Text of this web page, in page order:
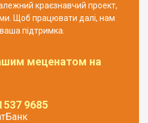
краєзнавчий проект,
Щоб працювати далі, нам
підтримка.
меценатом на
9685